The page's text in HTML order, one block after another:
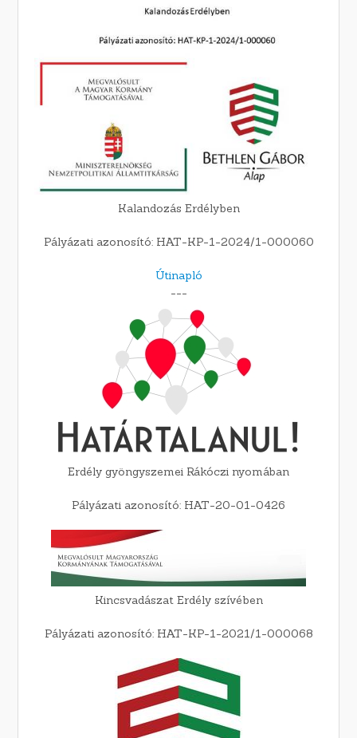
Kalandozás Erdélyben
Pályázati azonosító: HAT-KP-1-2024/1-000060
Útinapló
---
Erdély gyöngyszemei Rákóczi nyomában
Pályázati azonosító: HAT-20-01-0426
Kincsvadászat Erdély szívében
Pályázati azonosító: HAT-KP-1-2021/1-000068